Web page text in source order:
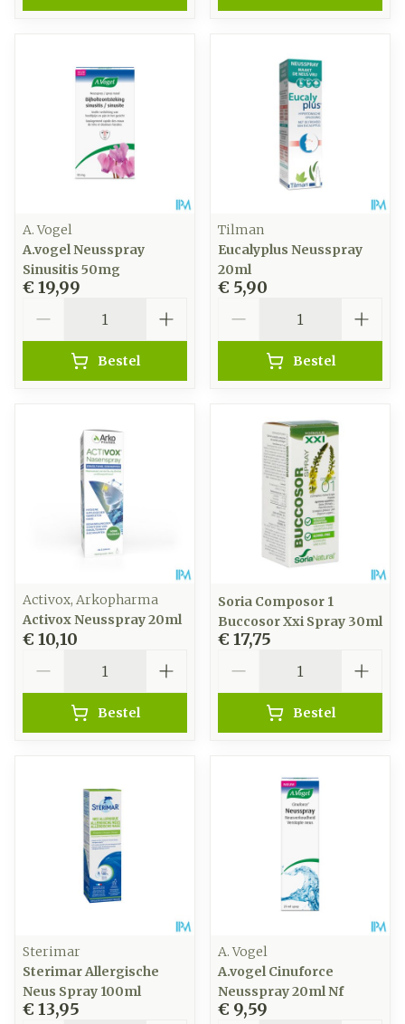
A. Vogel
A.vogel Neusspray
Sinusitis 50mg
€ 19,99
Bestel
Tilman
Eucalyplus Neusspray
20ml
€ 5,90
Bestel
Activox, Arkopharma
Activox Neusspray 20ml
€ 10,10
Bestel
Soria Composor 1
Buccosor Xxi Spray 30ml
€ 17,75
Bestel
Sterimar
Sterimar Allergische
Neus Spray 100ml
€ 13,95
A. Vogel
A.vogel Cinuforce
Neusspray 20ml Nf
€ 9,59